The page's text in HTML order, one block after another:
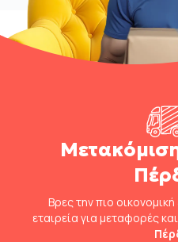
Βρες την πιο
εταιρεία για μεταφορές